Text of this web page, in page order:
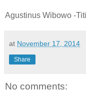
Agustinus Wibowo -
at November 17, 2014
Share
No comments: